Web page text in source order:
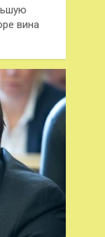
вина